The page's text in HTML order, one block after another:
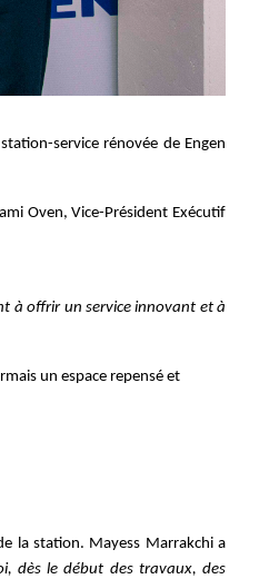
service rénovée de Engen
Oven, Vice-Président Exécutif
à offrir un service innovant et à
un espace repensé et
la station. Mayess Marrakchi a
dès le début des travaux, des